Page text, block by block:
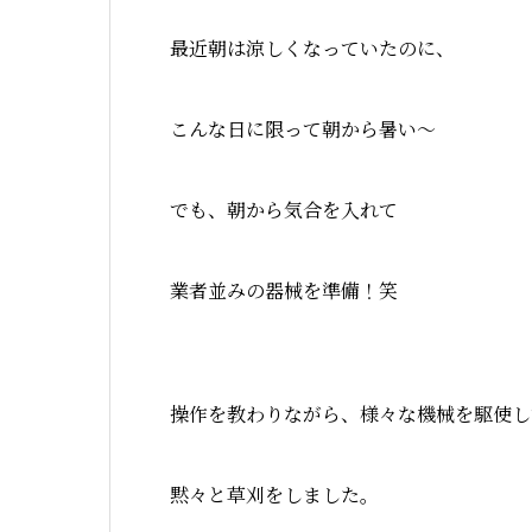
最近朝は涼しくなっていたのに、
こんな日に限って朝から暑い～
でも、朝から気合を入れて
業者並みの器械を準備！笑
操作を教わりながら、様々な機械を駆使
黙々と草刈をしました。